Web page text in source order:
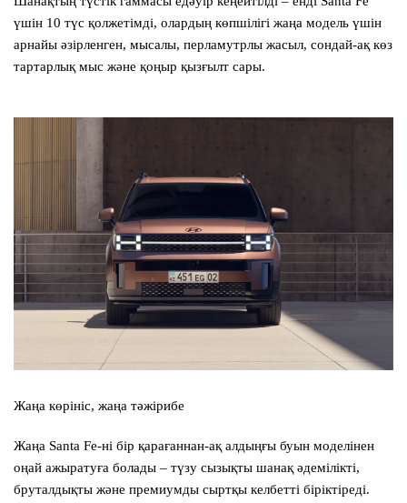
үшін 10 түс қолжетімді, олардың көпшілігі жаңа модель үшін
арнайы әзірленген, мысалы, перламутрлы жасыл, сондай-ақ көз
тартарлық мыс және қоңыр қызғылт сары.
Жаңа көрініс, жаңа тәжірибе
Жаңа Santa Fe-ні бір қарағаннан-ақ алдыңғы буын моделінен
оңай ажыратуға болады – түзу сызықты шанақ әдемілікті,
бруталдықты және премиумды сыртқы келбетті біріктіреді.